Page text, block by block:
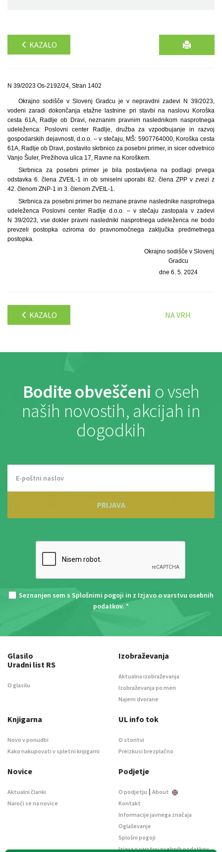
KAZALO
N 39/2023 Os-2192/24, Stran 1402
Okrajno sodišče v Slovenj Gradcu je v nepravdni zadevi N 39/2023,
vodeni zaradi dokončanja etažne lastnine pri stavbi na naslovu Koroška
cesta 61A, Radlje ob Dravi, neznanim pravnim naslednikom nasprotnega
udeleženca: Poslovni center Radlje, družba za vzpodbujanje in razvoj
gospodarskih dejavnosti, d.o.o. – v stečaju, MŠ: 5907764000, Koroška cesta
61A, Radlje ob Dravi, postavilo skrbnico za posebni primer, in sicer odvetnico
Vanjo Šuler, Prežihova ulica 17, Ravne na Koroškem.
Skrbnica za posebni primer je bila postavljena na podlagi prvega
odstavka 6. člena ZVEtL-1 in ob smiselni uporabi 82. člena ZPP v zvezi z
42. členom ZNP-1 in 3. členom ZVEtL-1.
Skrbnica za posebni primer bo neznane pravne naslednike nasprotnega
udeleženca Poslovni center Radlje d.o.o. – v stečaju zastopala v zadevi
N 39/2023, vse dokler pravni nasledniki nasprotnega udeleženca ne bodo
prevzeli postopka oziroma do pravnomočnega zaključka predmetnega
postopka.
Okrajno sodišče v Slovenj
Gradcu
dne 6. 5. 2024
KAZALO NA VRH
Bodite obveščeni o vseh
naših novostih, akcijah in
dogodkih
PRIJAVA
Seznanjen sem s Splošnimi pogoji in z Izjavo o varstvu osebnih
podatkov. *
Glasilo
Uradni list RS
O glasilu
Izobraževanja
Aktualna izobraževanja
Izobraževanja po meri
Najem dvorane
Knjigarna
Novo v ponudbi
Kako nakupovati v spletni knjigarni
UL info tok
O storitvi
Preizkusi brezplačno
Novice
Aktualni članki
Naroči se na novice
Podjetje
O podjetju | About
Kontakt
Informacije javnega značaja
Oglaševanje
Splošni pogoji
Izjava o varstvu osebnih podatkov